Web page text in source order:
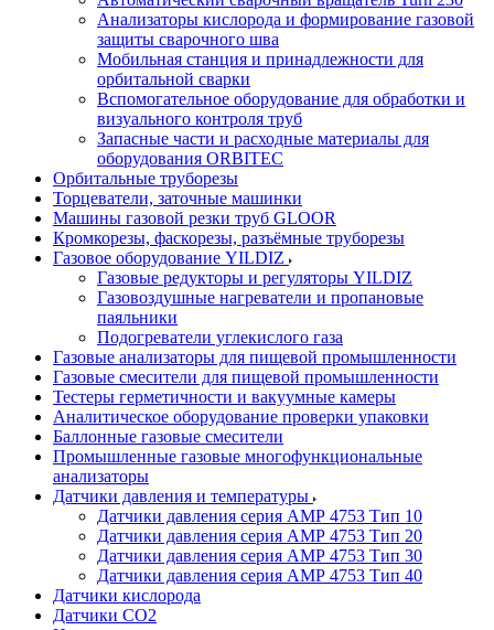
Анализаторы кислорода и формирование газовой
защиты сварочного шва
Мобильная станция и принадлежности для
орбитальной сварки
Вспомогательное оборудование для обработки и
визуального контроля труб
Запасные части и расходные материалы для
оборудования ORBITEC
Орбитальные труборезы
Торцеватели, заточные машинки
Машины газовой резки труб GLOOR
Кромкорезы, фаскорезы, разъёмные труборезы
Газовое оборудование YILDIZ
Газовые редукторы и регуляторы YILDIZ
Газовоздушные нагреватели и пропановые
паяльники
Подогреватели углекислого газа
Газовые анализаторы для пищевой промышленности
Газовые смесители для пищевой промышленности
Тестеры герметичности и вакуумные камеры
Аналитическое оборудование проверки упаковки
Баллонные газовые смесители
Промышленные газовые многофункциональные
анализаторы
Датчики давления и температуры
Датчики давления серия АМР 4753 Тип 10
Датчики давления серия АМР 4753 Тип 20
Датчики давления серия АМР 4753 Тип 30
Датчики давления серия АМР 4753 Тип 40
Датчики кислорода
Датчики CO2